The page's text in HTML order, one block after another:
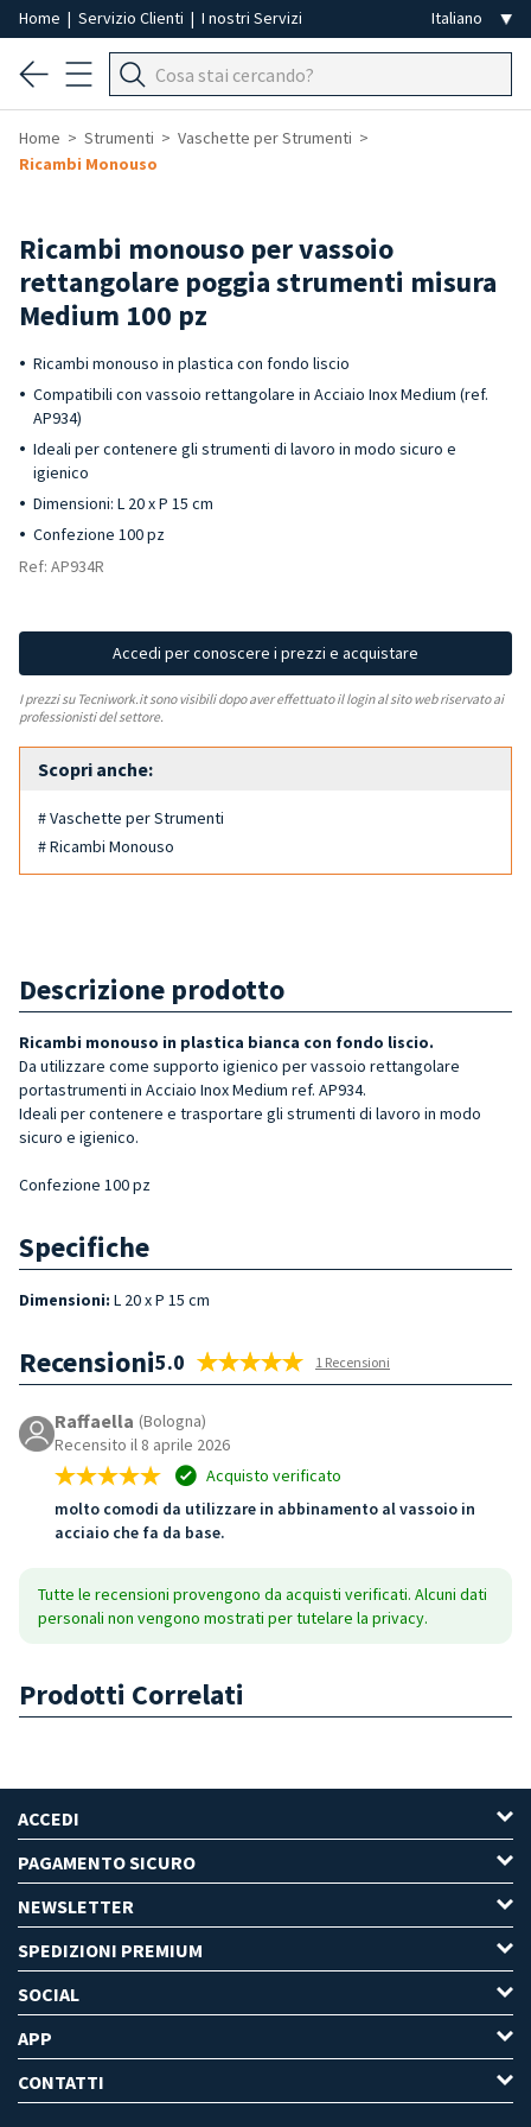
Home | Servizio Clienti | I nostri Servizi
Home Strumenti
Vaschette per Strumenti
Ricambi Monouso
Ricambi monouso per vassoio
rettangolare poggia strumenti misura
Medium 100 pz
Ricambi monouso in plastica con fondo liscio
Compatibili con vassoio rettangolare in Acciaio Inox Medium (ref.
AP934)
Ideali per contenere gli strumenti di lavoro in modo sicuro e
igienico
Dimensioni: L 20 x P 15 cm
Confezione 100 pz
Ref: AP934R
Accedi per conoscere i prezzi e acquistare
I prezzi su Tecniwork.it sono visibili dopo aver effettuato il login al sito web riservato ai
professionisti del settore.
Scopri anche:
# Vaschette per Strumenti
# Ricambi Monouso
Descrizione prodotto
Ricambi monouso in plastica bianca con fondo liscio.
Da utilizzare come supporto igienico per vassoio rettangolare
portastrumenti in Acciaio Inox Medium ref. AP934.
Ideali per contenere e trasportare gli strumenti di lavoro in modo
sicuro e igienico.
Confezione 100 pz
Specifiche
Dimensioni: L 20 x P 15 cm
Recensioni5.0 1 Recensioni
Raffaella (Bologna)
Recensito il 8 aprile 2026
Acquisto verificato
molto comodi da utilizzare in abbinamento al vassoio in
acciaio che fa da base.
Tutte le recensioni provengono da acquisti verificati. Alcuni dati
personali non vengono mostrati per tutelare la privacy.
Prodotti Correlati
ACCEDI
PAGAMENTO SICURO
NEWSLETTER
SPEDIZIONI PREMIUM
SOCIAL
APP
CONTATTI